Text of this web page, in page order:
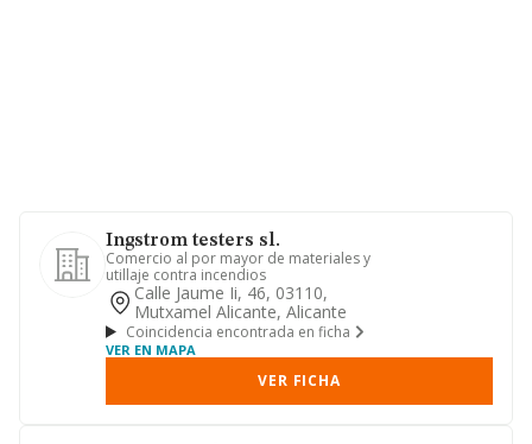
Ingstrom testers sl.
Comercio al por mayor de materiales y
utillaje contra incendios
Calle Jaume Ii, 46, 03110,
Mutxamel Alicante, Alicante
Coincidencia encontrada en ficha
VER EN MAPA
VER FICHA